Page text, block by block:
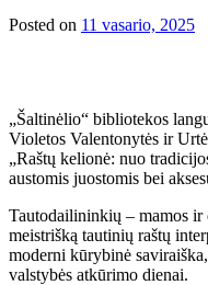
Posted on 11 vasario, 2025
„Šaltinėlio“ bibliotekos
Violetos Valentonytės ir
„Raštų kelionė: nuo
austomis juostomis bei
Tautodailininkių – mamos ir
meistrišką tautinių raštų
moderni kūrybinė
valstybės atkūrimo dienai.